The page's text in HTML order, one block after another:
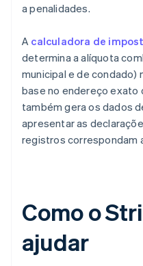
a penalidades.
A calculadora de
determina a alíquota
municipal e de condado)
base no endereço exato
também gera os dados
apresentar as
registros correspondam
Como o
ajudar